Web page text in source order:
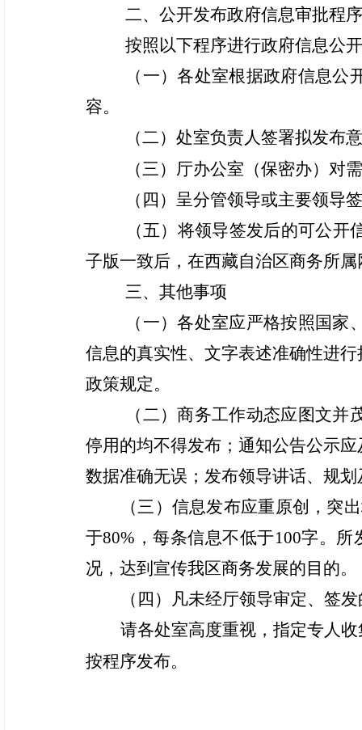
二、公开发布政府信息审批程序
按照以下程序进行政府信息公
（一）各处室根据政府信息
容。
（二）处室负责人签署拟发布
（三）厅办公室（保密办）对
（四）呈分管领导或主要领导
（五）将领导签发后的可公
子版一致后，在西藏自治区商务所
三、其他事项
（一）各处室应严格按照国
信息的真实性、文字表述准确性进
政策规定。
（二）商务工作动态应图文
停用的均不得发布；通知公告公示
数据准确无误；发布领导讲话、规
（三）信息发布应重原创，突
于80%，每条信息不低于100字。
况，达到宣传我区商务发展的目的。
（四）凡未经厅领导审定、签
请各处室高度重视，指定专人
按程序发布。